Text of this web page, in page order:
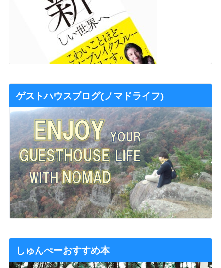
ゲストハウスブログ(ノマドライフ)
しゅんぺーおすすめ本